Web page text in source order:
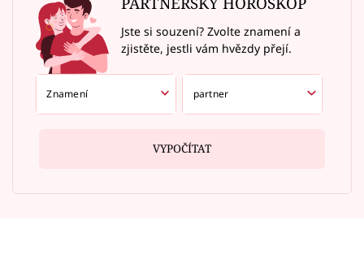
Jste si souzení? Zvolte znamení a
zjistěte, jestli vám hvězdy přejí.
VYPOČÍTAT